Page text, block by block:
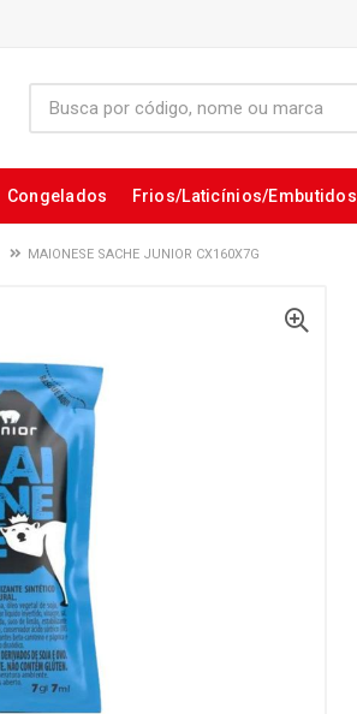
Congelados Frios/Laticínios/Embutidos
MAIONESE SACHE JUNIOR CX160X7G